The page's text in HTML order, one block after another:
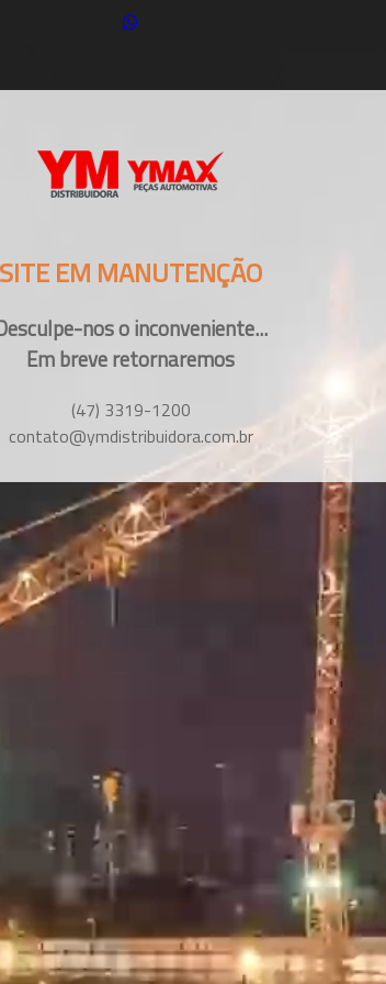
SITE EM MANUTENÇÃO
nos o inconveniente...
Em breve retornaremos
(47) 3319-1200
contato@ymdistribuidora.com.br